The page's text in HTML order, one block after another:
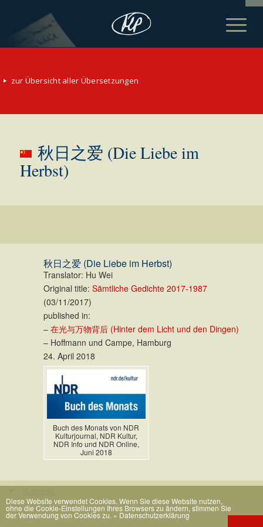
zur Übersicht aller Übersetzungen
秋日之爱 (Die Liebe im
Herbst)
秋日之爱 (Die Liebe im Herbst)
Translator: Hu Wei
Original title: Sämtliche Gedichte 2017-1987
(03/11/2017)
published in:
– 在光与万物背后 (Hinter dem Licht und den Dingen)
– Hoffmann und Campe, Hamburg
24. April 2018
Buch des Monats von NDR
Kulturjournal, NDR Kultur,
NDR Info und NDR Online,
Juni 2018
Diese Website verwendet Cookies. Wenn Sie diese Website nutzen,
ohne die Cookie-Einstellungen Ihres Browsers zu ändern, stimmen Sie
der Verwendung von Cookies zu. » Datenschutzerklärung